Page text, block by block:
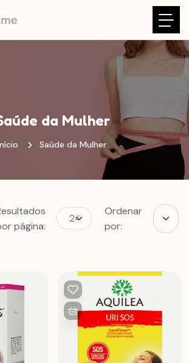
da Mulher
Saúde da Mulher
página:
Ordenar
por: